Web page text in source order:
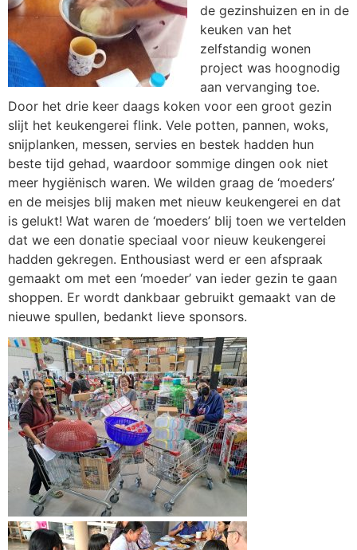
de gezinshuizen en in de
keuken van het
zelfstandig wonen
project was hoognodig
aan vervanging toe.
Door het drie keer daags koken voor een groot gezin
slijt het keukengerei flink. Vele potten, pannen, woks,
snijplanken, messen, servies en bestek hadden hun
beste tijd gehad, waardoor sommige dingen ook niet
meer hygiënisch waren. We wilden graag de ‘moeders’
en de meisjes blij maken met nieuw keukengerei en dat
is gelukt! Wat waren de ‘moeders’ blij toen we vertelden
dat we een donatie speciaal voor nieuw keukengerei
hadden gekregen. Enthousiast werd er een afspraak
gemaakt om met een ‘moeder’ van ieder gezin te gaan
shoppen. Er wordt dankbaar gebruikt gemaakt van de
nieuwe spullen, bedankt lieve sponsors.